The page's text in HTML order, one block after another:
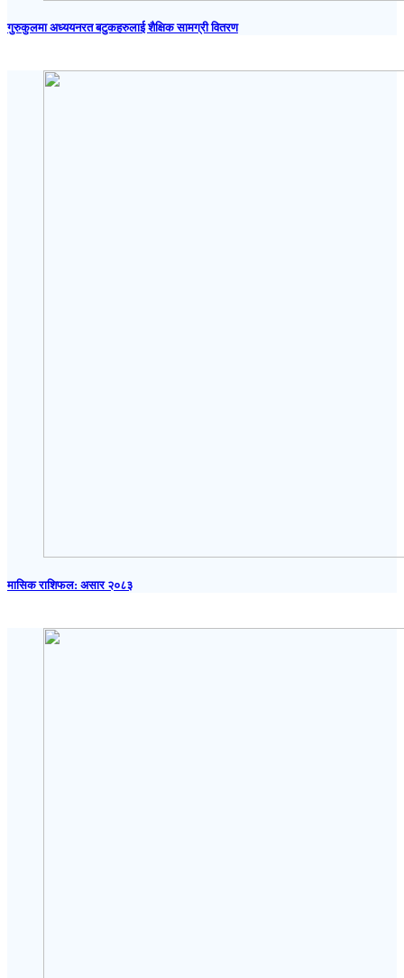
गुरुकुलमा अध्ययनरत बटुकहरुलाई शैक्षिक सामग्री वितरण
मासिक राशिफल: असार २०८३